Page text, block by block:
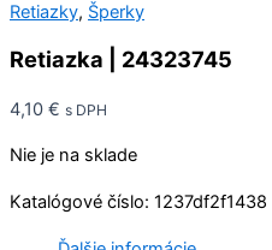
Retiazky, Šperky
Retiazka | 24323745
4,10 € s DPH
Nie je na sklade
Katalógové číslo: 1237df2f1438